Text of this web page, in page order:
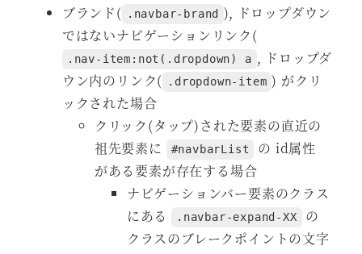
ブランド( .navbar-brand ), ドロップダウン
ではないナビゲーションリンク(
.nav-item:not(.dropdown) a , ドロップダ
ウン内のリンク(
.dropdown-item ) がクリ
ックされた場合
クリック(タップ)された要素の直近の
祖先要素に
#navbarList
の id属性
がある要素が存在する場合
ナビゲーションバー要素のクラス
にある
.navbar-expand-XX
の
クラスのブレークポイントの文字